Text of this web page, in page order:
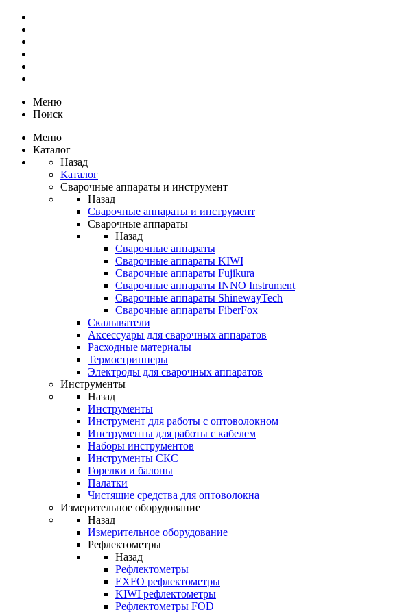
Меню
Поиск
Меню
Каталог
Назад
Каталог
Сварочные аппараты и инструмент
Назад
Сварочные аппараты и инструмент
Сварочные аппараты
Назад
Сварочные аппараты
Сварочные аппараты KIWI
Сварочные аппараты Fujikura
Сварочные аппараты INNO Instrument
Сварочные аппараты ShinewayTech
Cварочные аппараты FiberFox
Скалыватели
Аксессуары для сварочных аппаратов
Расходные материалы
Термострипперы
Электроды для сварочных аппаратов
Инструменты
Назад
Инструменты
Инструмент для работы с оптоволокном
Инструменты для работы с кабелем
Наборы инструментов
Инструменты СКС
Горелки и балоны
Палатки
Чистящие средства для оптоволокна
Измерительное оборудование
Назад
Измерительное оборудование
Рефлектометры
Назад
Рефлектометры
EXFO рефлектометры
KIWI рефлектометры
Рефлектометры FOD